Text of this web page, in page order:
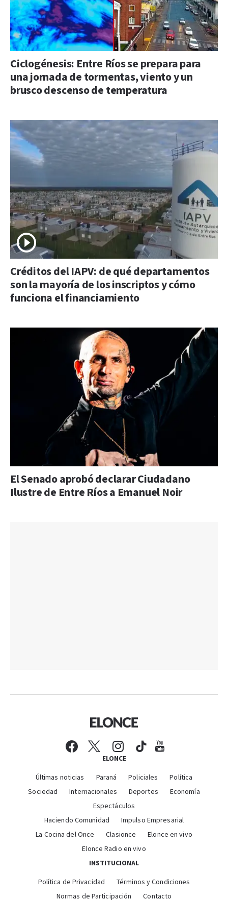
Ciclogénesis: Entre Ríos se prepara para
una jornada de tormentas, viento y un
brusco descenso de temperatura
Créditos del IAPV: de qué departamentos
son la mayoría de los inscriptos y cómo
funciona el financiamiento
El Senado aprobó declarar Ciudadano
Ilustre de Entre Ríos a Emanuel Noir
ELONCE
Últimas noticias Paraná Policiales
Política
Sociedad
Internacionales Deportes
Economía
Espectáculos
Haciendo Comunidad
Impulso Empresarial
La Cocina del Once
Clasionce
Elonce en vivo
Elonce Radio en vivo
INSTITUCIONAL
Política de Privacidad
Términos y Condiciones
Normas de Participación
Contacto